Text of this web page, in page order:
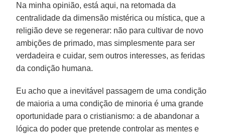
Na minha opinião, está aqui, na retomada da
centralidade da dimensão mistérica ou mística, que a
religião deve se regenerar: não para cultivar de novo
ambições de primado, mas simplesmente para ser
verdadeira e cuidar, sem outros interesses, as feridas
da condição humana.
Eu acho que a inevitável passagem de uma condição
de maioria a uma condição de minoria é uma grande
oportunidade para o cristianismo: a de abandonar a
lógica do poder que pretende controlar as mentes e